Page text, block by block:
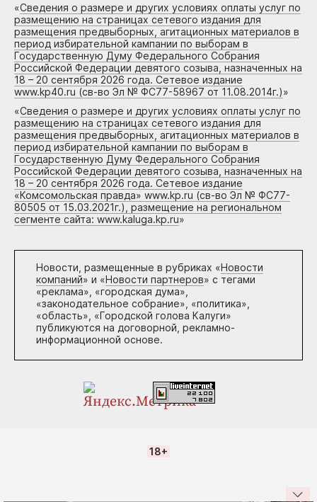
«Сведения о размере и других условиях оплаты услуг по
размещению на страницах сетевого издания для
размещения предвыборных, агитационных материалов в
период избирательной кампании по выборам в
Государственную Думу Федерального Собрания
Российской Федерации девятого созыва, назначенных на
18 – 20 сентября 2026 года. Сетевое издание
www.kp40.ru (св-во Эл № ФС77-58967 от 11.08.2014г.)»
«Сведения о размере и других условиях оплаты услуг по
размещению на страницах сетевого издания для
размещения предвыборных, агитационных материалов в
период избирательной кампании по выборам в
Государственную Думу Федерального Собрания
Российской Федерации девятого созыва, назначенных на
18 – 20 сентября 2026 года. Сетевое издание
«Комсомольская правда» www.kp.ru (св-во Эл № ФС77-
80505 от 15.03.2021г.), размещение на региональном
сегменте сайта: www.kaluga.kp.ru»
Новости, размещенные в рубриках «Новости
компаний» и «Новости партнеров» с тегами
«реклама», «городская дума»,
«законодательное собрание», «политика»,
«область», «Городской голова Калуги»
публикуются на договорной, рекламно-
информационной основе.
18+